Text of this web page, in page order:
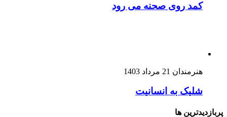
کمد روی صحنه می رود
هنرمندان 21 مرداد 1403
شلیک به انسانیت
پربازدیدترین ها